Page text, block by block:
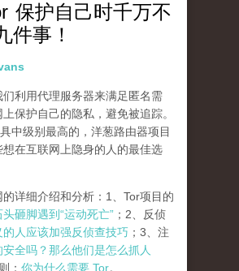
保护自己时千万不
件事！
们利用代理服务器来满足匿名需
保护自己的隐私，避免被追踪。
中级别最高的，洋葱路由器项目
在互联网上隐身的人的最佳选
的详细介绍和分析：1、Tor项目的
头砸脚遇到“运动死亡” ；2、反侦
的人应该加强反侦查技巧 ；3、注
安全吗？那么他们是怎么抓人
： 你为什么需要 Tor。